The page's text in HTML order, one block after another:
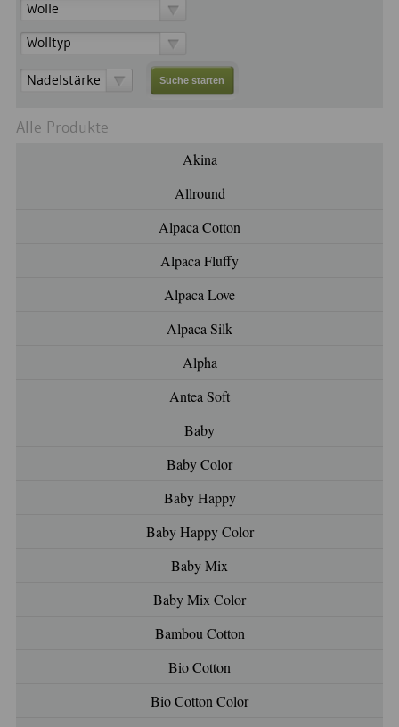
Wolle
Wolltyp
Nadelstärke
Alle Produkte
Akina
Allround
Alpaca Cotton
Alpaca Fluffy
Alpaca Love
Alpaca Silk
Alpha
Antea Soft
Baby
Baby Color
Baby Happy
Baby Happy Color
Baby Mix
Baby Mix Color
Bambou Cotton
Bio Cotton
Bio Cotton Color